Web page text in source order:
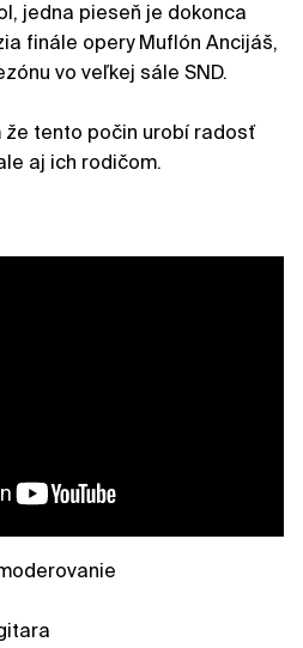
jedna pieseň je dokonca
finále opery Muflón Ancijáš,
vo veľkej sále SND.
že tento počin urobí radosť
aj ich rodičom.